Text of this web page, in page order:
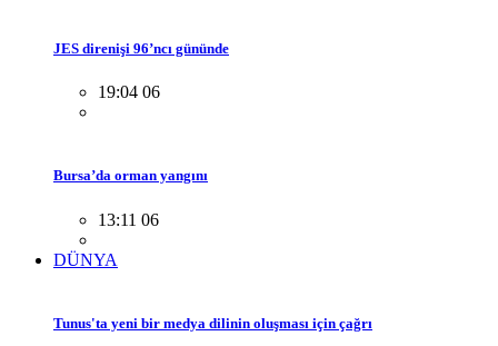
JES direnişi 96’ncı gününde
19:04 06
Bursa’da orman yangını
13:11 06
DÜNYA
Tunus'ta yeni bir medya dilinin oluşması için çağrı